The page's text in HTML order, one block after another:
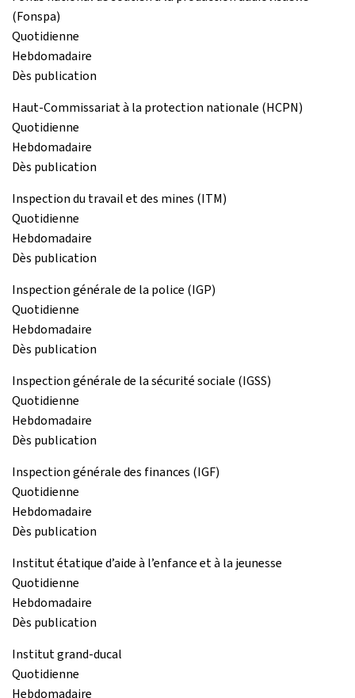
(Fonspa)
Quotidienne
Hebdomadaire
Dès publication
Haut-Commissariat à la protection nationale (HCPN)
Quotidienne
Hebdomadaire
Dès publication
Inspection du travail et des mines (ITM)
Quotidienne
Hebdomadaire
Dès publication
Inspection générale de la police (IGP)
Quotidienne
Hebdomadaire
Dès publication
Inspection générale de la sécurité sociale (IGSS)
Quotidienne
Hebdomadaire
Dès publication
Inspection générale des finances (IGF)
Quotidienne
Hebdomadaire
Dès publication
Institut étatique d’aide à l’enfance et à la jeunesse
Quotidienne
Hebdomadaire
Dès publication
Institut grand-ducal
Quotidienne
Hebdomadaire